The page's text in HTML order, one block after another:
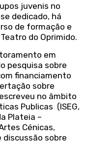
juvenis no
dedicado, há
de formação e
do Oprimido.
em
pesquisa sobre
financiamento
sobre
no âmbito
Publicas (ISEG,
Plateia –
Cénicas,
sobre